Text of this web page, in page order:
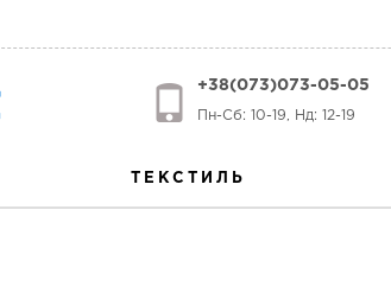
+38(073)073-05-05
Пн-Сб: 10-19, Нд: 12-19
ТЕКСТИЛЬ